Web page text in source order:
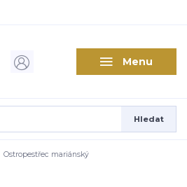
Menu
Hledat
Ostropestřec mariánský